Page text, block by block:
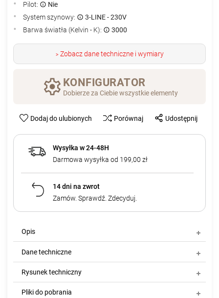
Pilot:
Nie
System szynowy:
3-LINE - 230V
Barwa światła (Kelvin - K):
3000
>Zobacz dane techniczne i wymiary
KONFIGURATOR
Dobierze za Ciebie wszystkie elementy
Dodaj do ulubionych Porównaj Udostępnij
Wysyłka w 24-48H
Darmowa wysyłka od 199,00 zł
14 dni na zwrot
Zamów. Sprawdź. Zdecyduj.
Opis
Dane techniczne
Rysunek techniczny
Pliki do pobrania